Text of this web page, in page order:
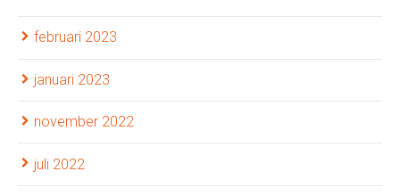
februari 2023
januari 2023
november 2022
juli 2022